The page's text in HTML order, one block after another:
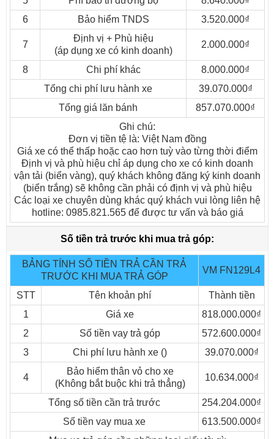
Khoảng cách trục : 5.210 mm
Vết bánh xe trước / sau : 1680/1670 mm
Số trục : 2
Công thức bánh xe : 4 x 2
Thùng kín
ISUZU Vĩnh Phát VM FN129L4 Thùng kín
Trọng lượng bản thân : 4.595 kG
Phân bố : - Cầu trước : 2.260 kG
- Cầu sau : 2.335kG
Tải trọng cho phép chở : 8.200 kG
Số người cho phép chở : 3 người
6
Bảo hiểm TNDS 3.520.000₫
7
Định vị + Phù hiệu
(áp dụng xe có kinh doanh)
2.000.000₫
8 Chi phí khác
8.000.000₫
Tổng chi phí lưu hành xe
39.070.000₫
Tổng giá lăn bánh
857.070.000₫
Ghi chú:
Đơn vị tiền tệ là: Việt Nam đồng
Giá xe có thể thấp hoặc cao hơn tuỳ vào từng thời điểm
Định vị và phù hiệu chỉ áp dụng cho xe có kinh doanh
vận tải (biển vàng), quý khách không đăng ký kinh doanh
(biển trắng) sẽ không cần phải có định vị và phù hiệu
Các loại xe chuyên dùng khác quý khách vui lòng liên hệ
hotline: 0985.821.565 để được tư vấn và báo giá
Số tiền trả trước khi mua trả góp:
BẢNG TÍNH SỐ TIỀN TRẢ CẦN TRẢ
TRƯỚC KHI MUA TRẢ GÓP
VM FN129L4
STT Tên khoản phí
Thành tiền
1
Giá xe
818.000.000₫
2
Số tiền vay trả góp
572.600.000₫
3
Chi phí lưu hành xe () 39.070.000₫
4
Bảo hiểm thân vỏ cho xe
(Không bắt buộc khi trả thẳng)
10.634.000₫
Tổng số tiền cần trả trước
254.204.000₫
Số tiền vay mua xe
613.500.000₫